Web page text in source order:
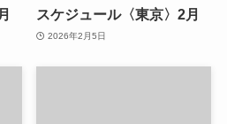
スケジュール〈東京〉2月
2026年2月5日